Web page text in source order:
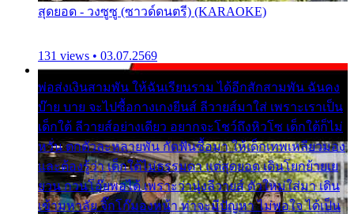
สุดยอด - วงซูซู (ซาวด์ดนตรี) (KARAOKE)
131 views • 03.07.2569
พ่อส่งเงินสามพัน ให้ฉันเรียนราม ได้อีกสักสามพัน ฉันคง
บ๊าย บาย จะไปซื้อกางเกงยีนส์ ลีวายส์มาใส่ เพราะเราเป็น
เด็กใต้ ลีวายส์อย่างเดียว อยากจะโชว์ถึงหิวโซ เด็กใต้ก็ไม่
หวั่น ตกตัวละหลายพัน กัดฟันซื้อมา ให้เด็กเทพเหลียวมอง
และต้องรู้ว่า เด็กใต้ไม่ธรรมดา แต่สุดยอด เดินโยกย้ายเย
ยวน กวนโอ๊ยพอได้ เพราะว่านุ่งลีวายส์ ตัวใหม่ใส่มา เดิน
เข้ามหาลัย จิ๊กโก๊มองหน้า ท่าจะมีปัญหา ไม่พอใจ ได้เป็น